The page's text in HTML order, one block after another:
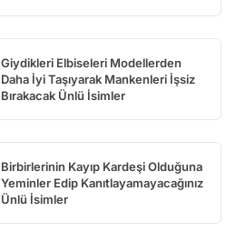
Giydikleri Elbiseleri Modellerden
Daha İyi Taşıyarak Mankenleri İşsiz
Bırakacak Ünlü İsimler
Birbirlerinin Kayıp Kardeşi Olduğuna
Yeminler Edip Kanıtlayamayacağınız
Ünlü İsimler